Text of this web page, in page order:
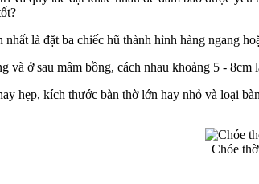
là đặt ba chiếc hũ thành hình hàng ngang
và ở sau mâm bồng, cách nhau khoảng 5 - 8cm
hẹp, kích thước bàn thờ lớn hay nhỏ và loại
Chóe